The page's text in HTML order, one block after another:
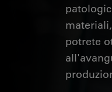
potrete